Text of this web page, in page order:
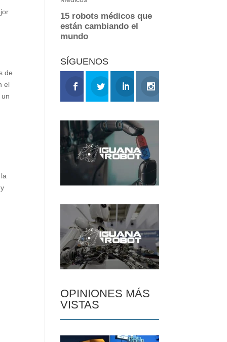
de
el
SÍGUENOS
OPINIONES MÁS
VISTAS